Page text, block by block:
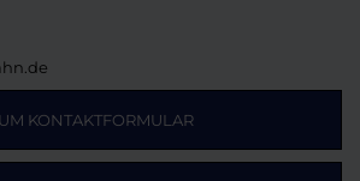
KONTAKTFORMULAR